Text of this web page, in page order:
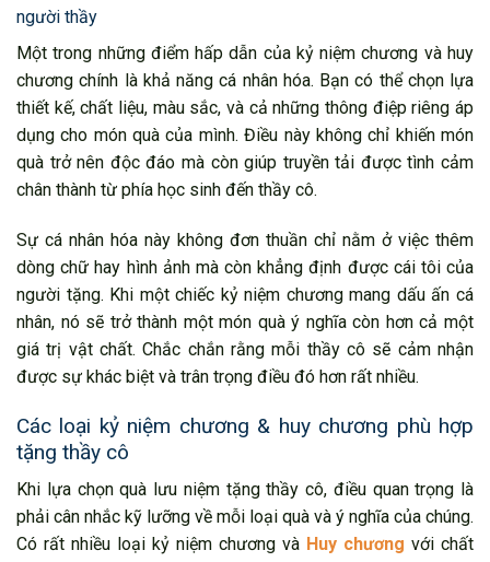
người thầy
Một trong những điểm hấp dẫn của kỷ niệm chương và huy
chương chính là khả năng cá nhân hóa. Bạn có thể chọn lựa
thiết kế, chất liệu, màu sắc, và cả những thông điệp riêng áp
dụng cho món quà của mình. Điều này không chỉ khiến món
quà trở nên độc đáo mà còn giúp truyền tải được tình cảm
chân thành từ phía học sinh đến thầy cô.
Sự cá nhân hóa này không đơn thuần chỉ nằm ở việc thêm
dòng chữ hay hình ảnh mà còn khẳng định được cái tôi của
người tặng. Khi một chiếc kỷ niệm chương mang dấu ấn cá
nhân, nó sẽ trở thành một món quà ý nghĩa còn hơn cả một
giá trị vật chất. Chắc chắn rằng mỗi thầy cô sẽ cảm nhận
được sự khác biệt và trân trọng điều đó hơn rất nhiều.
Các loại kỷ niệm chương & huy chương phù hợp
tặng thầy cô
Khi lựa chọn quà lưu niệm tặng thầy cô, điều quan trọng là
phải cân nhắc kỹ lưỡng về mỗi loại quà và ý nghĩa của chúng.
Có rất nhiều loại kỷ niệm chương và Huy chương với chất